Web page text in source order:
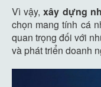
Vì vậy,xây dựng
chọn mang tính cá
quan trọng đối với
và phát triển doanh